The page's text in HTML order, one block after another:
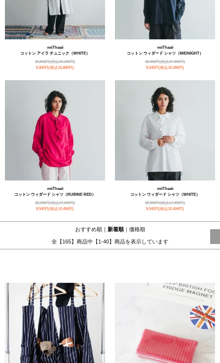
miiThaaii
コットン アイラ チュニック（WHITE）
16,500円(税込18,150円)
9,900円(税込10,890円)
miiThaaii
コットン ウィダード シャツ（MIDNIGHT）
15,900円(税込17,490円)
9,540円(税込10,494円)
miiThaaii
コットン ウィダード シャツ（RUBINE RED）
15,900円(税込17,490円)
9,540円(税込10,494円)
miiThaaii
コットン ウィダード シャツ（WHITE）
15,900円(税込17,490円)
9,540円(税込10,494円)
おすすめ順｜ 新着順｜ 価格順
全【165】商品中【1-40】商品を表示しています